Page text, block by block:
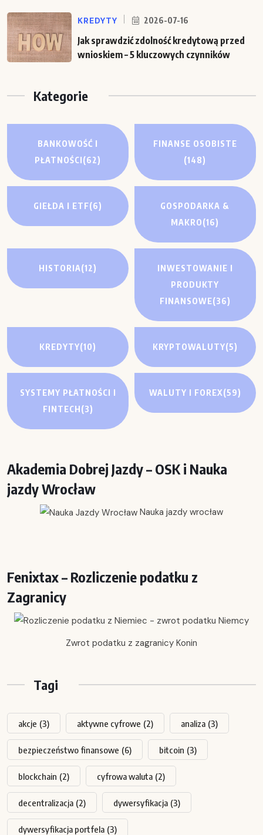
KREDYTY 2026-07-16
Jak sprawdzić zdolność kredytową przed
wnioskiem – 5 kluczowych czynników
Kategorie
BANKOWOŚĆ I
PŁATNOŚCI(62)
FINANSE OSOBISTE
(148)
GIEŁDA I ETF(6)
GOSPODARKA &
MAKRO(16)
HISTORIA(12)
INWESTOWANIE I
PRODUKTY
FINANSOWE(36)
KREDYTY(10) KRYPTOWALUTY(5)
SYSTEMY PŁATNOŚCI I
FINTECH(3)
WALUTY I FOREX(59)
Akademia Dobrej Jazdy – OSK i Nauka
jazdy Wrocław
Nauka jazdy wrocław
Fenixtax – Rozliczenie podatku z
Zagranicy
Zwrot podatku z zagranicy Konin
Tagi
akcje (3) aktywne cyfrowe (2) analiza (3)
bezpieczeństwo finansowe (6) bitcoin (3)
blockchain (2) cyfrowa waluta (2)
decentralizacja (2) dywersyfikacja (3)
dywersyfikacja portfela (3)